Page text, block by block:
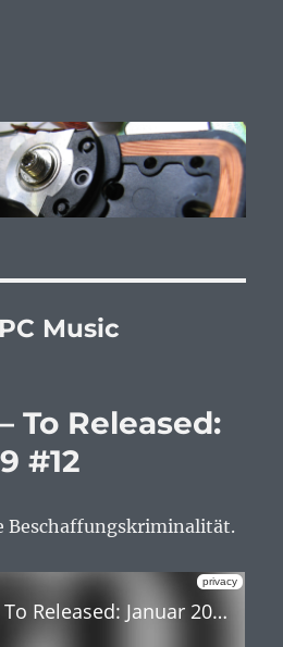
PC Music
To Released:
#12
Beschaffungskriminalität.